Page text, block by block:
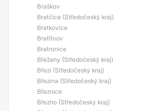
Braškov
Bratčice (Středočeský kraj)
Bratkovice
Bratřínov
Bratronice
Břežany (Středočeský kraj)
Březí (Středočeský kraj)
Březina (Středočeský kraj)
Březnice
Březno (Středočeský kraj)